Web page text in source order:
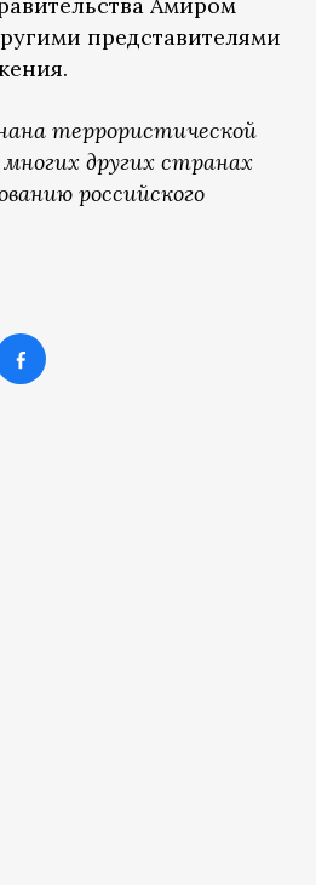
Амиром
представителями
террористической
других странах
российского